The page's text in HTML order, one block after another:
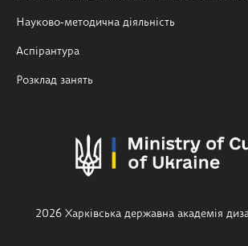
Науково-методична діяльність
Аспірантура
Розклад занять
2026 Харківська державна академія